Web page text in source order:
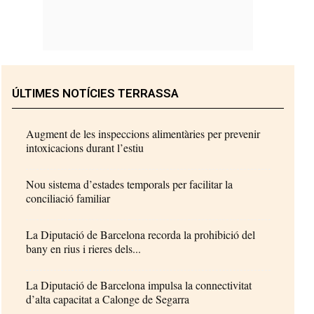
ÚLTIMES NOTÍCIES TERRASSA
Augment de les inspeccions alimentàries per prevenir
intoxicacions durant l’estiu
Nou sistema d’estades temporals per facilitar la
conciliació familiar
La Diputació de Barcelona recorda la prohibició del
bany en rius i rieres dels...
La Diputació de Barcelona impulsa la connectivitat
d’alta capacitat a Calonge de Segarra